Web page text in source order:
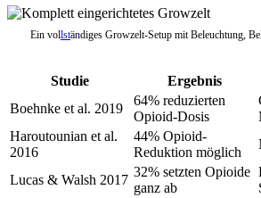
Ein vollständiges Growzelt-Setup mit Beleuchtung,
Studie Ergebnis
Boehnke et al. 2019
64% reduzierten
Opioid-Dosis
Haroutounian et al.
2016
44% Opioid-
Reduktion möglich
Lucas & Walsh 2017
32% setzten Opioide
ganz ab